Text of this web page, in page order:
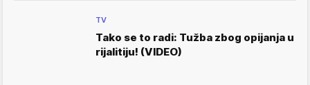
TV
Tako se to radi: Tužba zbog opijanja u
rijalitiju! (VIDEO)